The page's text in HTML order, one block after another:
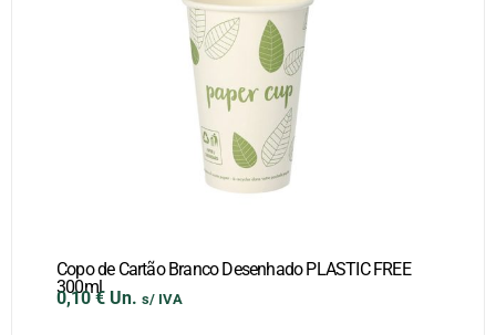
Copo de Cartão Branco Desenhado PLASTIC FREE
300ml
0,10€ Un. s/ IVA